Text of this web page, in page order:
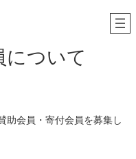
について
助会員・寄付会員を募集し